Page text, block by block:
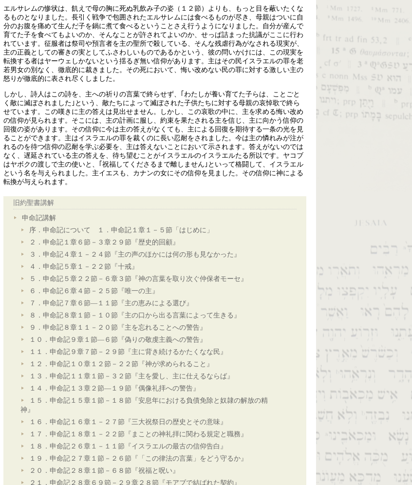
エルサレムの惨状は、飢えで母の胸に死ぬ乳飲み子の姿（１２節）よりも、もっと目を蔽いたくな
るものとなりました。長引く戦争で包囲されたエルサレムには食べるものが尽き、母親はついに自
分のお腹を痛めて生んだ子を鍋に煮て食べるということさえ行うようになりました。自分が産んで
育てた子を食べてもよいのか、そんなことが許されてよいのか、せっぱ詰まった抗議がここに行わ
れています。征服者は祭司や預言者を主の聖所で殺している、そんな残虐行為がなされる現実が、
主の正義としての審きの実としてふさわしいものであるかという、彼の問いかけには、この現実を
転換する者はヤーウェしかないという揺るぎ無い信仰があります。主はその民イスラエルの罪を老
若男女の別なく、徹底的に裁きました。その死において、悔い改めない民の罪に対する激しい主の
怒りが徹底的に表され尽くしました。
しかし、詩人はこの詩を、主への祈りの言葉で終らせず、｢わたしが養い育てた子らは、ことごと
く敵に滅ぼされました｣という、敵たちによって滅ぼされた子供たちに対する母親の哀悼歌で終ら
せています。この嘆きに主の答えは見出せません。しかし、この哀歌の中に、主を求める悔い改め
の信仰が見られます。そこには、主の計画に服し、約束を果たされる主を信じ、主に向かう信仰の
回復の姿があります。その信仰に今は主の答えがなくても、主による回復を期待する一条の光を見
ることができます。主はイスラエルの罪を裁くのに長い忍耐をされました。今は主の憐れみが注が
れるのを待つ信仰の忍耐を学ぶ必要を、主は答えないことにおいて示されます。答えがないのでは
なく、遅延されている主の答えを、待ち望むことがイスラエルのイスラエルたる所以です。ヤコブ
はヤボクの渡しで主の使いと、｢祝福してくださるまで離しません｣といって格闘して、イスラエル
という名を与えられました。主イエスも、カナンの女にその信仰を見ました。その信仰に神による
転換が与えられます。
旧約聖書講解
申命記講解
序．申命記について １．申命記１章１－５節「はじめに」
２．申命記１章６節－３章２９節『歴史的回顧』
３．申命記４章１－２４節『主の声のほかには何の形も見なかった』
４．申命記５章１－２２節『十戒』
５．申命記５章２２節－６章３節『神の言葉を取り次ぐ仲保者モーセ』
６．申命記６章４節－２５節『唯一の主』
７．申命記７章６節―１１節『主の恵みによる選び』
８．申命記８章１節－１０節『主の口から出る言葉によって生きる』
９．申命記８章１１－２０節『主を忘れることへの警告』
１０．申命記９章１節―６節『偽りの敬虔主義への警告』
１１．申命記９章７節－２９節『主に背き続けるかたくなな民』
１２．申命記１０章１２節－２２節『神が求められること』
１３．申命記１１章１節－３２節『主を愛し、主に仕えるならば』
１４．申命記１３章２節―１９節『偶像礼拝への警告』
１５．申命記１５章１節－１８節『安息年における負債免除と奴隷の解放の精
神』
１６．申命記１６章１－２７節『三大祝祭日の歴史とその意味』
１７．申命記１８章１－２２節『まことの神礼拝に関わる規定と職務』
１８．申命記２６章１－１１節『イスラエルの最古の信仰告白』
１９．申命記２７章１節－２６節『「この律法の言葉」をどう守るか』
２０．申命記２８章１節－６８節『祝福と呪い』
２１．申命記２８章６９節－２９章２８節『モアブで結ばれた契約』